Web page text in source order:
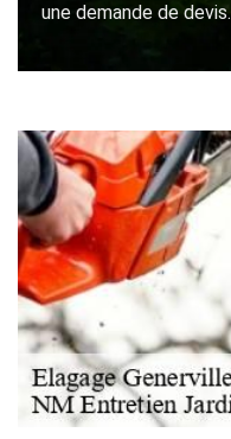
une demande de devis.